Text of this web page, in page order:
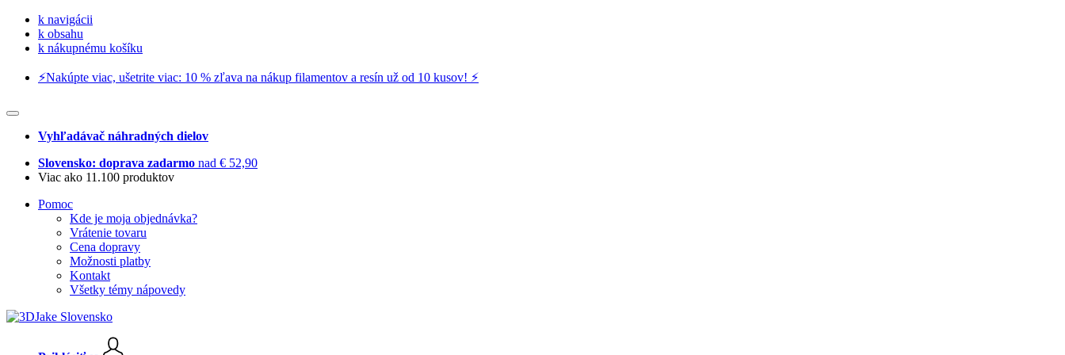
k navigácii
k obsahu
k nákupnému košíku
⚡️Nakúpte viac, ušetrite viac: 10 % zľava na nákup filamentov a resín už od 10 kusov! ⚡️
Vyhľadávač náhradných dielov
Slovensko: doprava zadarmo nad € 52,90
Viac ako 11.100 produktov
Pomoc
Kde je moja objednávka?
Vrátenie tovaru
Cena dopravy
Možnosti platby
Kontakt
Všetky témy nápovedy